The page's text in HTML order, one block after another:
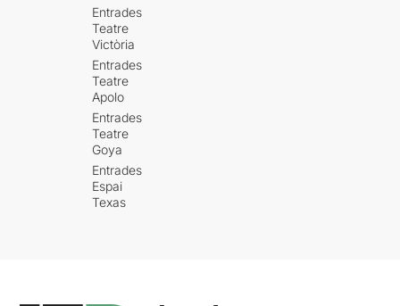
Entrades
Teatre
Victòria
Entrades
Teatre
Apolo
Entrades
Teatre
Goya
Entrades
Espai
Texas